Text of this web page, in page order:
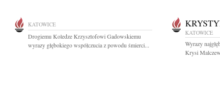
KATOWICE
Drogiemu Koledze Krzysztofowi Gadowskiemu
wyrazy głębokiego współczucia z powodu śmierci...
KATOWICE
Wyrazy
Krysi